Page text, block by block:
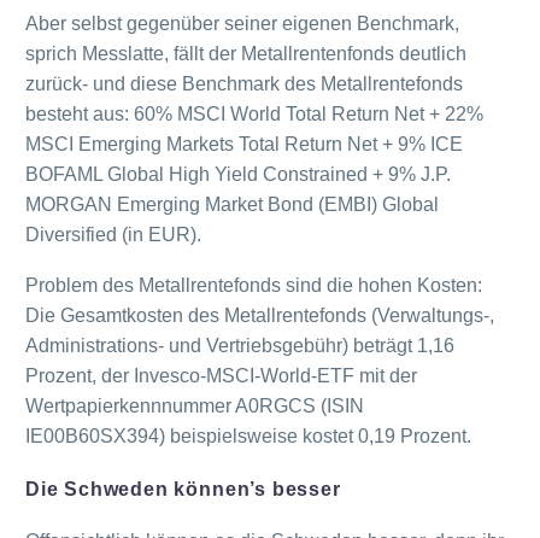
Aber selbst gegenüber seiner eigenen Benchmark,
sprich Messlatte, fällt der Metallrentenfonds deutlich
zurück- und diese Benchmark des Metallrentefonds
besteht aus: 60% MSCI World Total Return Net + 22%
MSCI Emerging Markets Total Return Net + 9% ICE
BOFAML Global High Yield Constrained + 9% J.P.
MORGAN Emerging Market Bond (EMBI) Global
Diversified (in EUR).
Problem des Metallrentefonds sind die hohen Kosten:
Die Gesamtkosten des Metallrentefonds (Verwaltungs-,
Administrations- und Vertriebsgebühr) beträgt 1,16
Prozent, der Invesco-MSCI-World-ETF mit der
Wertpapierkennnummer A0RGCS (ISIN
IE00B60SX394) beispielsweise kostet 0,19 Prozent.
Die Schweden können’s besser